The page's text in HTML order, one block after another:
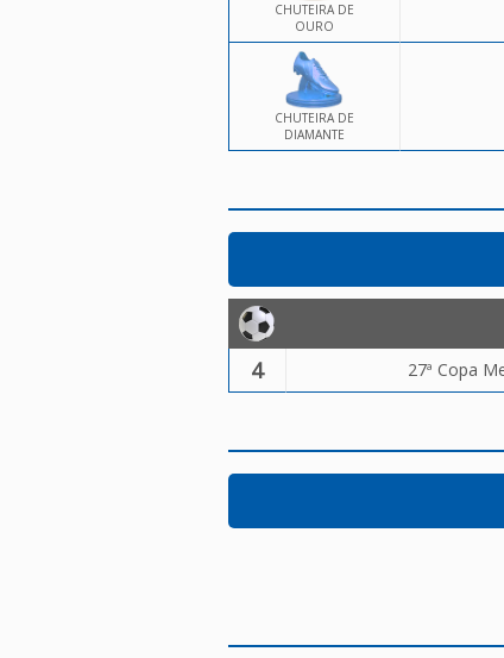
CHUTEIRA DE
OURO
CHUTEIRA DE
DIAMANTE
4 27ª Copa